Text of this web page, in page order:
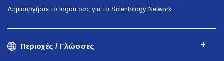
Δημιουργήστε το logon σας για το Scientology Network
Περιοχές / Γλώσσες